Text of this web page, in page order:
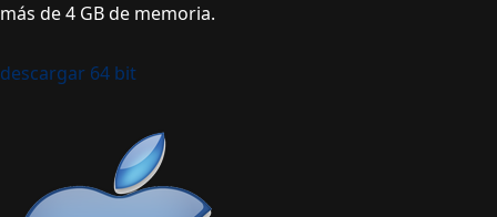
más de 4 GB de memoria.
descargar 64 bit